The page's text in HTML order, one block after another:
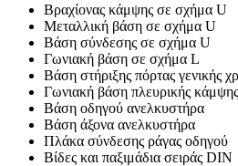
Βραχίονας κάμψης σε σχήμα U
Μεταλλική βάση σε σχήμα U
Βάση σύνδεσης σε σχήμα U
Γωνιακή βάση σε σχήμα L
Βάση στήριξης πόρτας γενικής
Γωνιακή βάση πλευρικής κάμψης
Βάση οδηγού ανελκυστήρα
Βάση άξονα ανελκυστήρα
Πλάκα σύνδεσης ράγας οδηγού
Βίδες και παξιμάδια σειράς DIN